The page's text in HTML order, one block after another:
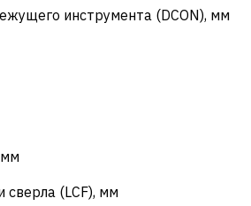
инструмента (DCON), мм
мм
сверла (LCF), мм